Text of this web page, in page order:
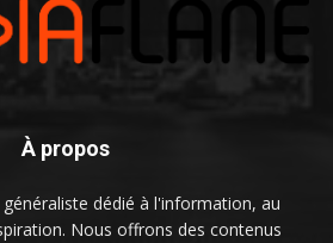
À propos
dédié à l'information, au
Nous offrons des contenus